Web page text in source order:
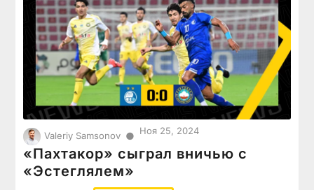
Valeriy Samsonov ● Ноя 25, 2024
«Пахтакор» сыграл вничью с
«Эстеглялем»